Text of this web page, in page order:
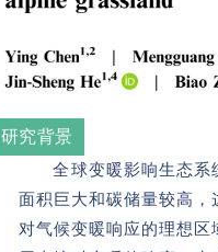
研究背景
全球变暖影响生态系
面积巨大和碳储量较高
对气候变暖响应的理想